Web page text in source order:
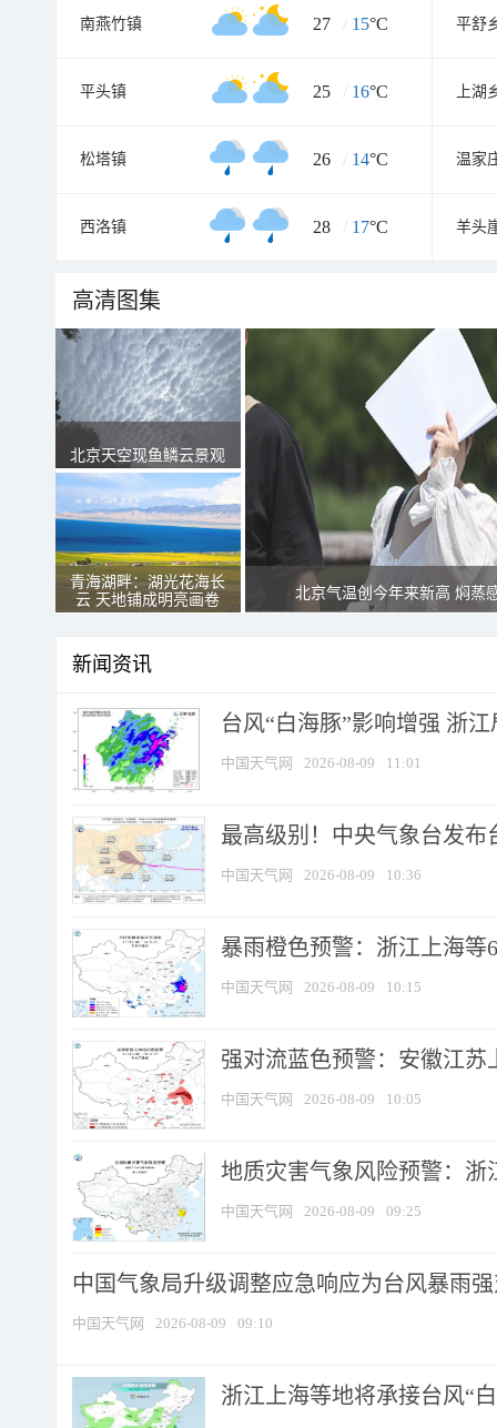
南燕竹镇 27 / 15°C 平舒
平头镇 25 / 16°C 上湖
松塔镇 26 / 14°C 温家
西洛镇 28 / 17°C 羊头
高清图集
北京天空现鱼鳞云景观
青海湖畔：湖光花海长
云 天地铺成明亮画卷
北京气温创今年来新高 焖蒸
新闻资讯
台风“白海豚”影响增强 浙
中国天气网 2026-08-09 11:01
最高级别！中央气象台发布
中国天气网 2026-08-09 10:36
暴雨橙色预警：浙江上海等
中国天气网 2026-08-09 10:15
强对流蓝色预警：安徽江苏
中国天气网 2026-08-09 10:05
地质灾害气象风险预警：浙
中国天气网 2026-08-09 09:25
中国气象局升级调整应急响应为台风暴雨
中国天气网 2026-08-09 09:10
浙江上海等地将承接台风“